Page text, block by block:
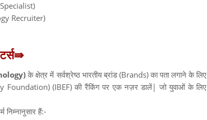
Recruiter)
⇛
के क्षेत्र में सर्वश्रेष्ठ भारतीय ब्रांड (Brands) का पता लगाने के लिए
Foundation) (IBEF) की रैंकिंग पर एक नज़र डालें| जो युवाओं के लिए
निम्नानुसार हैं:-